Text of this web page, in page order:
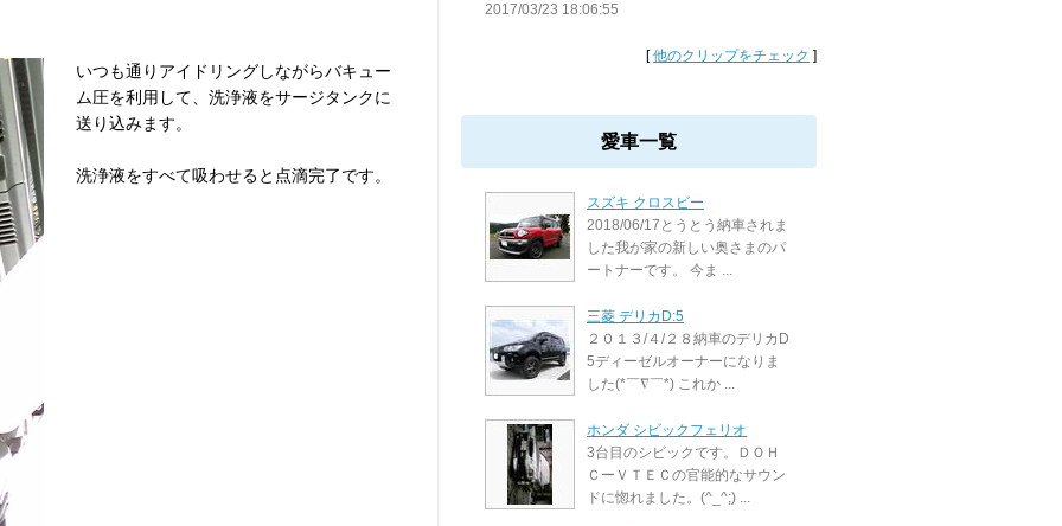
いつも通りアイドリングしながらバキュー
ム圧を利用して、洗浄液をサージタンクに
送り込みます。
洗浄液をすべて吸わせると点滴完了です。
2017/03/23 18:06:55
[他のクリップをチェック ]
愛車一覧
スズキ クロスビー
2018/06/17とうとう納車されま
した我が家の新しい奥さまのパ
ートナーです。 今ま ...
三菱 デリカD:5
２０１３/４/２８納車のデリカD
5ディーゼルオーナーになりま
した(*￣∇￣*) これか ...
ホンダ シビックフェリオ
3台目のシビックです。ＤＯＨ
ＣーＶＴＥＣの官能的なサウン
ドに惚れました。(^_^;) ...